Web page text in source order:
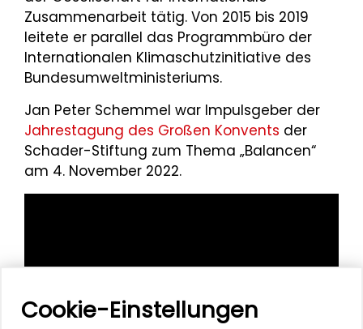
Zusammenarbeit tätig. Von 2015 bis 2019
leitete er parallel das Programmbüro der
Internationalen Klimaschutzinitiative des
Bundesumweltministeriums.
Jan Peter Schemmel war Impulsgeber der
Jahrestagung des Großen Konvents der
Schader-Stiftung zum Thema „Balancen“
am 4. November 2022.
Cookie-Einstellungen